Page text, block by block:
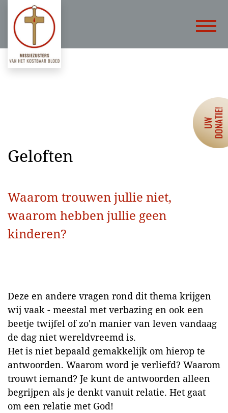
Geloften
Waarom trouwen jullie niet,
waarom hebben jullie geen
kinderen?
Deze en andere vragen rond dit thema krijgen
wij vaak - meestal met verbazing en ook een
beetje twijfel of zo'n manier van leven vandaag
de dag niet wereldvreemd is.
Het is niet bepaald gemakkelijk om hierop te
antwoorden. Waarom word je verliefd? Waarom
trouwt iemand? Je kunt de antwoorden alleen
begrijpen als je denkt vanuit relatie. Het gaat
om een relatie met God!